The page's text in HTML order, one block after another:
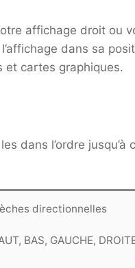
affichage droit ou
dans sa
et cartes graphiques.
l’ordre jusqu’à
directionnelles
BAS, GAUCHE,